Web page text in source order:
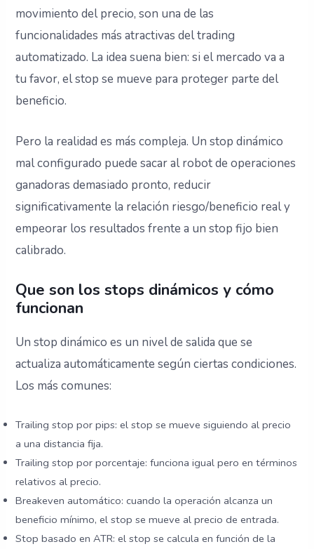
movimiento del precio, son una de las
funcionalidades más atractivas del trading
automatizado. La idea suena bien: si el mercado va a
tu favor, el stop se mueve para proteger parte del
beneficio.
Pero la realidad es más compleja. Un stop dinámico
mal configurado puede sacar al robot de operaciones
ganadoras demasiado pronto, reducir
significativamente la relación riesgo/beneficio real y
empeorar los resultados frente a un stop fijo bien
calibrado.
Que son los stops dinámicos y cómo
funcionan
Un stop dinámico es un nivel de salida que se
actualiza automáticamente según ciertas condiciones.
Los más comunes:
Trailing stop por pips: el stop se mueve siguiendo al precio
a una distancia fija.
Trailing stop por porcentaje: funciona igual pero en términos
relativos al precio.
Breakeven automático: cuando la operación alcanza un
beneficio mínimo, el stop se mueve al precio de entrada.
Stop basado en ATR: el stop se calcula en función de la